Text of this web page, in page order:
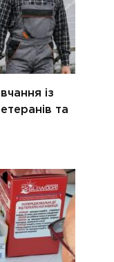
із
та